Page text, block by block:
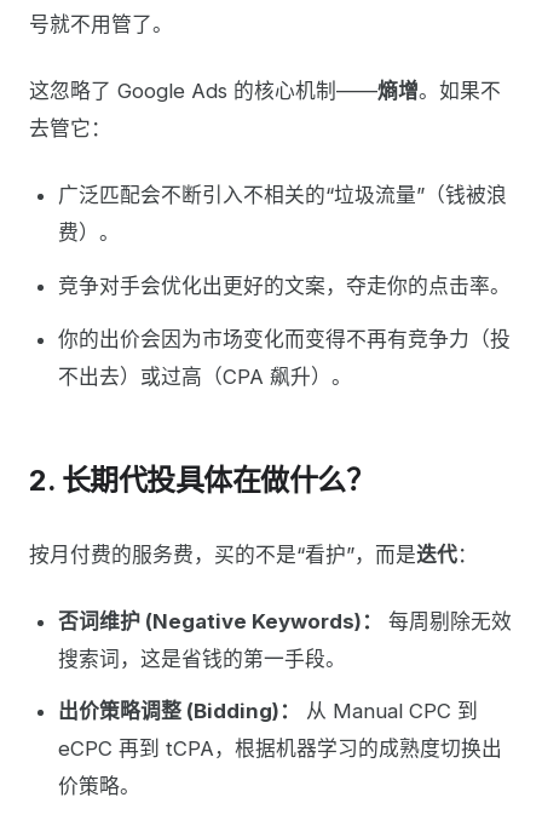
号就不用管了。
这忽略了 Google Ads 的核心机制——熵增。如果不
去管它：
广泛匹配会不断引入不相关的“垃圾流量”（钱被浪
费）。
竞争对手会优化出更好的文案，夺走你的点击率。
你的出价会因为市场变化而变得不再有竞争力（投
不出去）或过高（CPA 飙升）。
2. 长期代投具体在做什么？
按月付费的服务费，买的不是“看护”，而是迭代：
否词维护 (Negative Keywords)：
每周剔除无效
搜索词，这是省钱的第一手段。
出价策略调整 (Bidding)：
从 Manual CPC 到
eCPC 再到 tCPA，根据机器学习的成熟度切换出
价策略。